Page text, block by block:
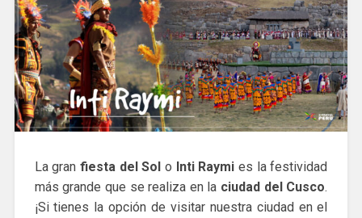
La gran fiesta del Sol o Inti Raymi es la festividad
más grande que se realiza en la ciudad del Cusco.
¡Si tienes la opción de visitar nuestra ciudad en el